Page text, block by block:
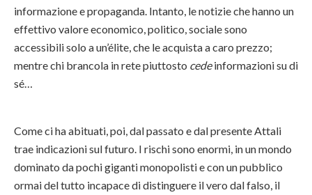
informazione e propaganda. Intanto, le notizie che hanno un
effettivo valore economico, politico, sociale sono
accessibili solo a un’élite, che le acquista a caro prezzo;
mentre chi brancola in rete piuttosto cedeinformazioni su di
sé…
Come ci ha abituati, poi, dal passato e dal presente Attali
trae indicazioni sul futuro. I rischi sono enormi, in un mondo
dominato da pochi giganti monopolisti e con un pubblico
ormai del tutto incapace di distinguere il vero dal falso, il